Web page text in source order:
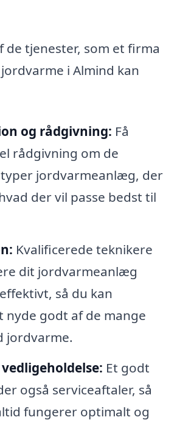
de tjenester, som et firma
i Almind kan
og rådgivning: Få
rådgivning om de
jordvarmeanlæg, der
der vil passe bedst til
Kvalificerede teknikere
dit jordvarmeanlæg
så du kan
nyde godt af de mange
jordvarme.
Et godt
også serviceaftaler, så
fungerer optimalt og